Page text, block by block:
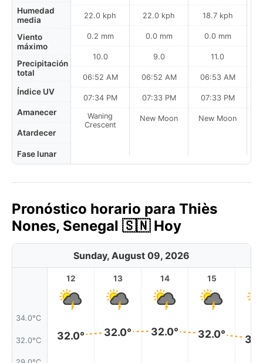
Humedad
media
Viento
máximo
Precipitación
total
Índice UV
Amanecer
Atardecer
Fase lunar
22.0 kph
0.2 mm
10.0
06:52 AM
07:34 PM
Waning
Crescent
22.0 kph
0.0 mm
9.0
06:52 AM
07:33 PM
New Moon
18.7 kph
0.0 mm
11.0
06:53 AM
07:33 PM
New Moon
Pronóstico horario para Thiès
Nones, Senegal 🇸🇳 Hoy
Sunday, August 09, 2026
34.0°C
32.0°C
12
32.0°
13
32.0°
14
32.0°
15
32.0°